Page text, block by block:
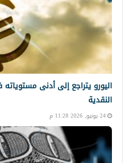
اليورو يتراجع إلى أدنى
النقدية
24 يونيو, 2026 11:28 م